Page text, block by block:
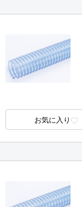
お気に入り